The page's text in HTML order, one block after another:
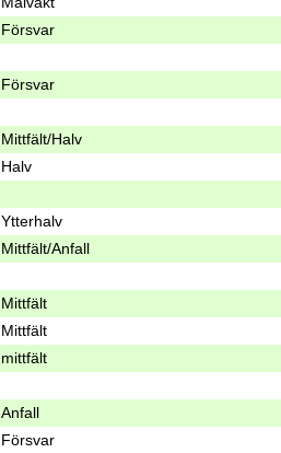
Försvar
Försvar
Mittfält/Halv
Halv
Ytterhalv
Mittfält/Anfall
Mittfält
Mittfält
mittfält
Anfall
Försvar